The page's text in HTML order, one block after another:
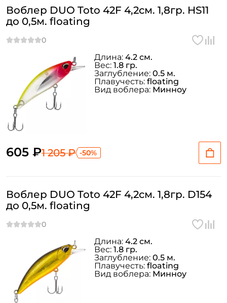
Воблер DUO Toto 42F 4,2см. 1,8гр. HS11
до 0,5м. floating
605 ₽1 205 ₽ -50%
Длина: 4.2 см.
Вес: 1.8 гр.
Заглубление: 0.5 м.
Плавучесть: floating
Вид воблера: Минноу
Воблер DUO Toto 42F 4,2см. 1,8гр. D154
до 0,5м. floating
Длина: 4.2 см.
Вес: 1.8 гр.
Заглубление: 0.5 м.
Плавучесть: floating
Вид воблера: Минноу